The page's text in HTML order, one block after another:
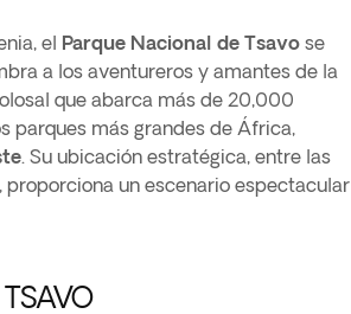
el Parque Nacional de Tsavo se
a los aventureros y amantes de la
que abarca más de 20,000
parques más grandes de África,
. Su ubicación estratégica, entre las
proporciona un escenario espectacular